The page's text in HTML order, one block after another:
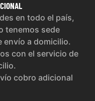
en todo el país,
tenemos sede
envío a domicilio.
con el servicio de
cobro adicional